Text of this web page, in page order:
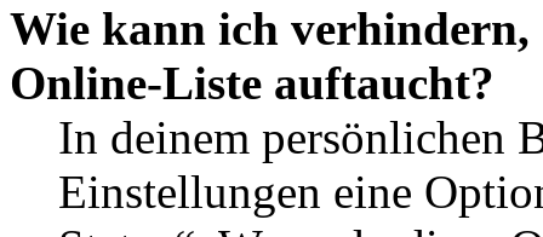
Wie kann ich verhindern,
Online-Liste auftaucht?
In deinem persönlichen
Einstellungen eine